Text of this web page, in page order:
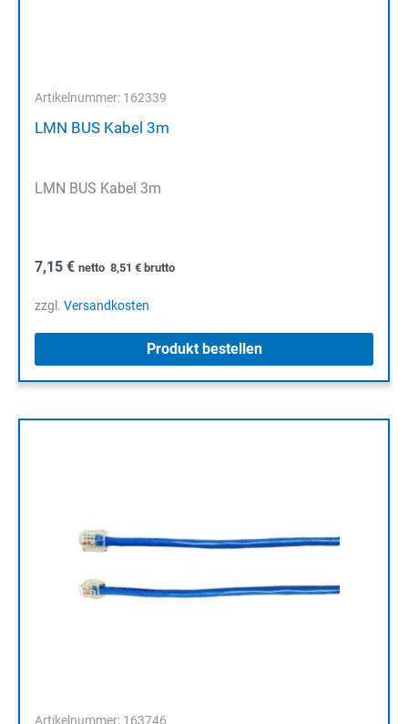
Artikelnummer: 162339
LMN BUS Kabel 3m
LMN BUS Kabel 3m
7,15 € netto 8,51 € brutto
zzgl. Versandkosten
Produkt bestellen
Artikelnummer: 163746